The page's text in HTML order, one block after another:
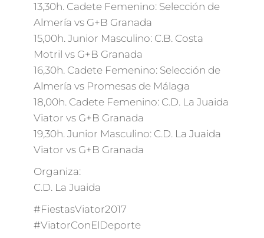
13,30h. Cadete Femenino: Selección de
Almería vs G+B Granada
15,00h. Junior Masculino: C.B. Costa
Motril vs G+B Granada
16,30h. Cadete Femenino: Selección de
Almería vs Promesas de Málaga
18,00h. Cadete Femenino: C.D. La Juaida
Viator vs G+B Granada
19,30h. Junior Masculino: C.D. La Juaida
Viator vs G+B Granada
Organiza:
C.D. La Juaida
#FiestasViator2017
#ViatorConElDeporte